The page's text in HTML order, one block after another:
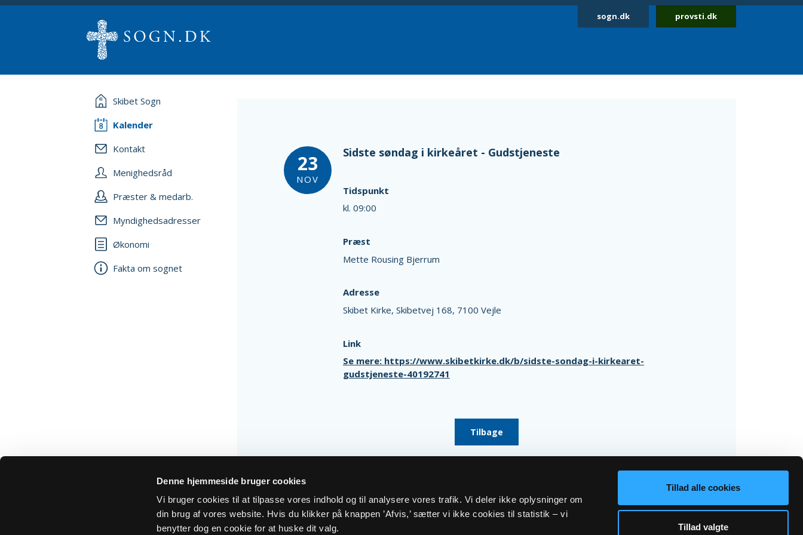
Denne hjemmeside bruger cookies
Vi bruger cookies til at tilpasse vores indhold og til analysere vores trafik. Vi deler ikke oplysninger om
din brug af vores website. Hvis du klikker på knappen ’Afvis,’ sætter vi ikke cookies til statistik – vi
benytter dog en cookie for at huske dit valg.
Tillad alle cookies
Tillad valgte
sogn.dk provsti.dk
Skibet Sogn
Kalender
Kontakt
Menighedsråd
Præster & medarb.
Myndighedsadresser
Økonomi
Fakta om sognet
23
NOV
Sidste søndag i kirkeåret - Gudstjeneste
Tidspunkt
kl. 09:00
Præst
Mette Rousing Bjerrum
Adresse
Skibet Kirke, Skibetvej 168, 7100 Vejle
Link
Se mere: https://www.skibetkirke.dk/b/sidste-sondag-i-kirkearet-
gudstjeneste-40192741
Tilbage